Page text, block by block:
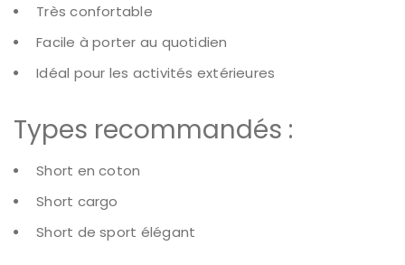
Très confortable
Facile à porter au quotidien
Idéal pour les activités extérieures
Types recommandés :
Short en coton
Short cargo
Short de sport élégant